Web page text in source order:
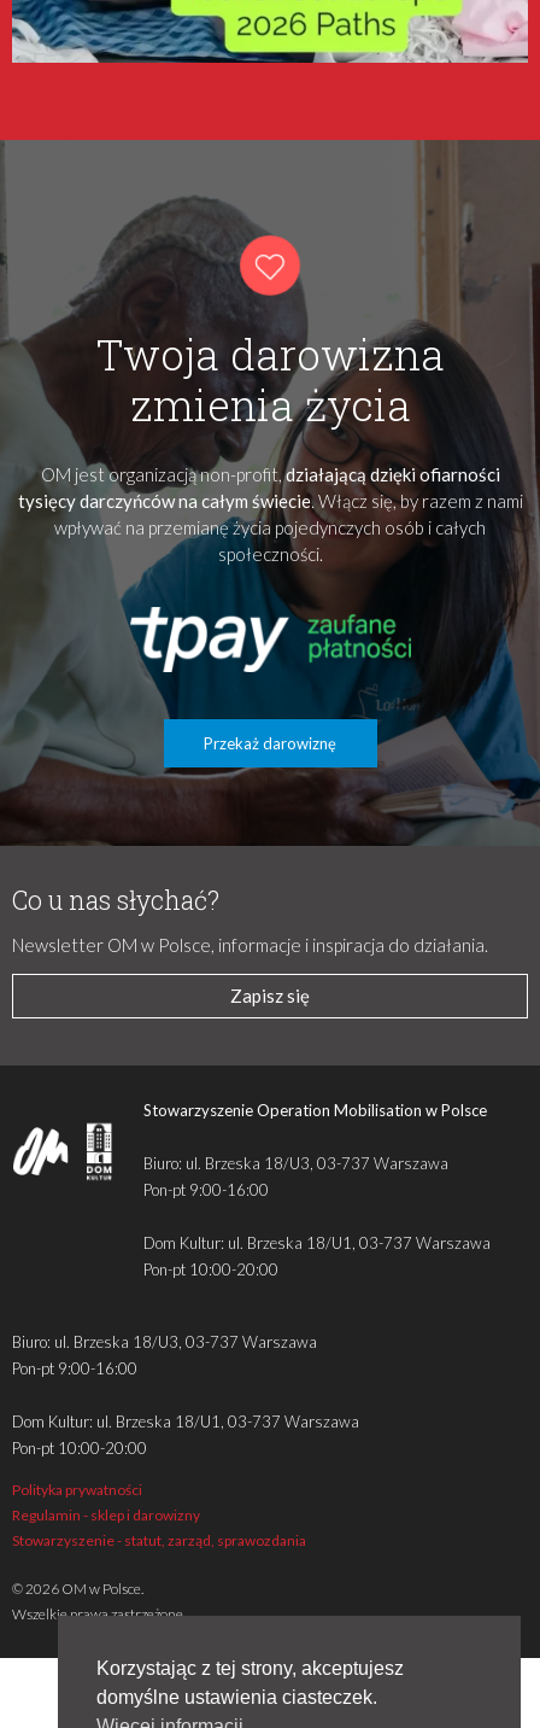
Twoja darowizna
zmienia życia
OM jest organizacją non-profit,działającą dzięki ofiarności
tysięcy darczyńców na całym świecie. Włącz się, by razem z nami
wpływać na przemianę życia pojedynczych osób i całych
społeczności.
Przekaż darowiznę
Co u nas słychać?
Newsletter OM w Polsce, informacje i inspiracja do działania.
Zapisz się
Stowarzyszenie Operation Mobilisation w Polsce
Biuro: ul. Brzeska 18/U3, 03-737 Warszawa
Pon-pt 9:00-16:00
Dom Kultur: ul. Brzeska 18/U1, 03-737 Warszawa
Pon-pt 10:00-20:00
Biuro: ul. Brzeska 18/U3, 03-737 Warszawa
Pon-pt 9:00-16:00
Dom Kultur: ul. Brzeska 18/U1, 03-737 Warszawa
Pon-pt 10:00-20:00
Polityka prywatności
Regulamin - sklep i darowizny
Stowarzyszenie - statut, zarząd, sprawozdania
© 2026 OM w Polsce.
Wszelkie prawa zastrzeżone
Korzystając z tej strony, akceptujesz
domyślne ustawienia ciasteczek.